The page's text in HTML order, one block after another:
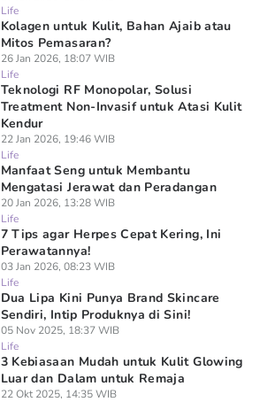
Life
Kolagen untuk Kulit, Bahan Ajaib atau
Mitos Pemasaran?
26 Jan 2026, 18:07 WIB
Life
Teknologi RF Monopolar, Solusi
Treatment Non-Invasif untuk Atasi Kulit
Kendur
22 Jan 2026, 19:46 WIB
Life
Manfaat Seng untuk Membantu
Mengatasi Jerawat dan Peradangan
20 Jan 2026, 13:28 WIB
Life
7 Tips agar Herpes Cepat Kering, Ini
Perawatannya!
03 Jan 2026, 08:23 WIB
Life
Dua Lipa Kini Punya Brand Skincare
Sendiri, Intip Produknya di Sini!
05 Nov 2025, 18:37 WIB
Life
3 Kebiasaan Mudah untuk Kulit Glowing
Luar dan Dalam untuk Remaja
22 Okt 2025, 14:35 WIB